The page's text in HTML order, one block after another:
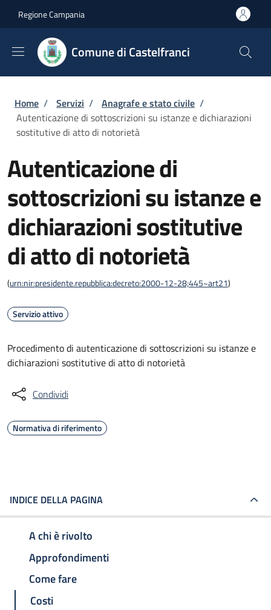
Regione Campania
Comune di Castelfranci
Briciole di pane
Home / Servizi / Anagrafe e stato civile /
Autenticazione di sottoscrizioni su istanze e dichiarazioni
sostitutive di atto di notorietà
Autenticazione di
sottoscrizioni su istanze e
dichiarazioni sostitutive
di atto di notorietà
(urn:nir:presidente.repubblica:decreto:2000-12-28;445~art21)
Servizio attivo
Procedimento di autenticazione di sottoscrizioni su istanze e
dichiarazioni sostitutive di atto di notorietà
Condividi
Normativa di riferimento
INDICE DELLA PAGINA
A chi è rivolto
Approfondimenti
Come fare
Costi